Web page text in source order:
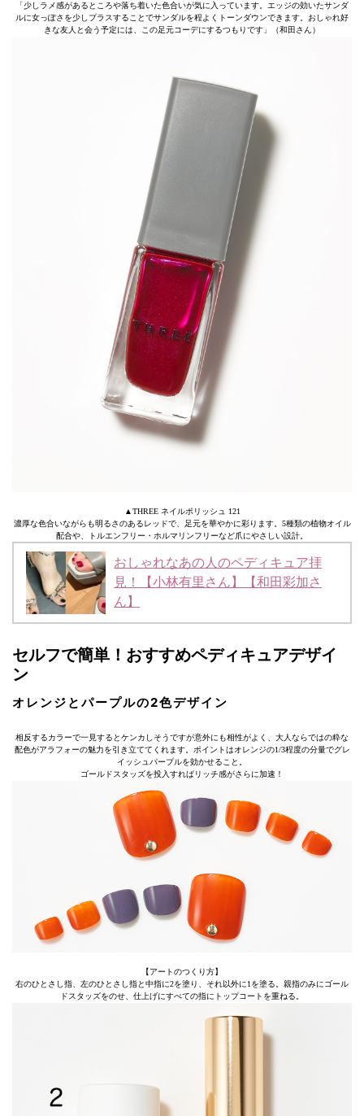
「少しラメ感があるところや落ち着いた色合いが気に入っています。エッジの効いたサンダ
ルに女っぽさを少しプラスすることでサンダルを程よくトーンダウンできます。おしゃれ好
きな友人と会う予定には、この足元コーデにするつもりです」（和田さん）
▲THREE ネイルポリッシュ 121
濃厚な色合いながらも明るさのあるレッドで、足元を華やかに彩ります。5種類の植物オイル
配合や、トルエンフリー・ホルマリンフリーなど爪にやさしい設計。
おしゃれなあの人のペディキュア拝
見！【小林有里さん】【和田彩加さ
ん】
セルフで簡単！おすすめペディキュアデザイ
ン
オレンジとパープルの2色デザイン
相反するカラーで一見するとケンカしそうですが意外にも相性がよく、大人ならではの粋な
配色がアラフォーの魅力を引き立ててくれます。ポイントはオレンジの1/3程度の分量でグレ
イッシュパープルを効かせること。
ゴールドスタッズを投入すればリッチ感がさらに加速！
【アートのつくり方】
右のひとさし指、左のひとさし指と中指に2を塗り、それ以外に1を塗る。親指のみにゴール
ドスタッズをのせ、仕上げにすべての指にトップコートを重ねる。